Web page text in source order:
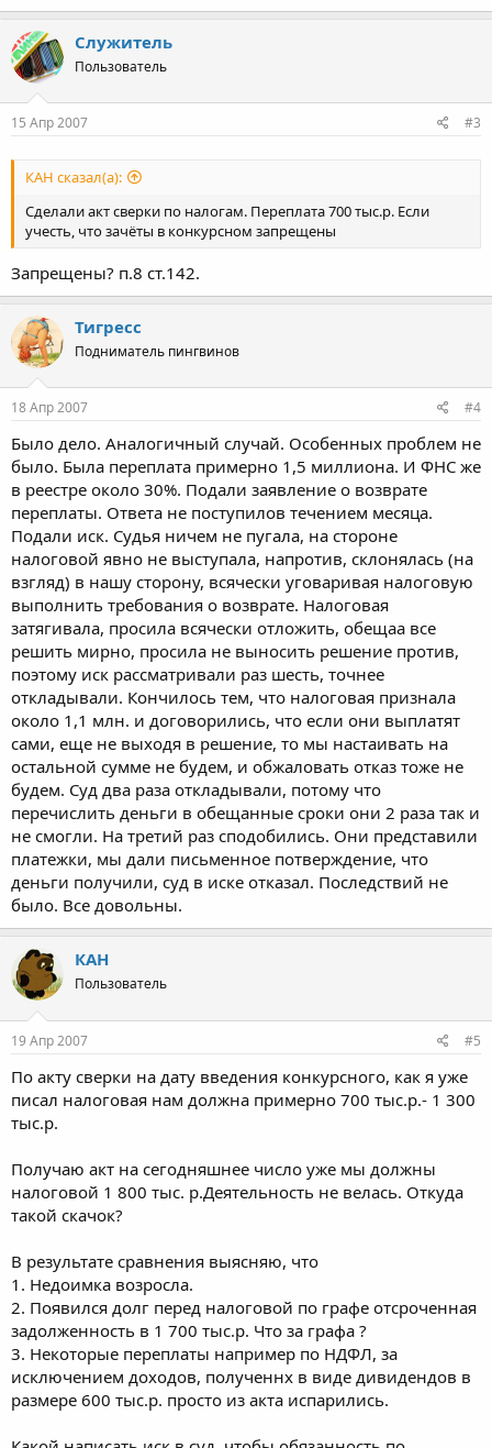
Служитель
Пользователь
15 Апр 2007 #3
КАН сказал(а):
Сделали акт сверки по налогам. Переплата 700 тыс.р. Если
учесть, что зачёты в конкурсном запрещены
Запрещены? п.8 ст.142.
Тигресс
Подниматель пингвинов
18 Апр 2007 #4
Было дело. Аналогичный случай. Особенных проблем не
было. Была переплата примерно 1,5 миллиона. И ФНС же
в реестре около 30%. Подали заявление о возврате
переплаты. Ответа не поступилов течением месяца.
Подали иск. Судья ничем не пугала, на стороне
налоговой явно не выступала, напротив, склонялась (на
взгляд) в нашу сторону, всячески уговаривая налоговую
выполнить требования о возврате. Налоговая
затягивала, просила всячески отложить, обещаа все
решить мирно, просила не выносить решение против,
поэтому иск рассматривали раз шесть, точнее
откладывали. Кончилось тем, что налоговая признала
около 1,1 млн. и договорились, что если они выплатят
сами, еще не выходя в решение, то мы настаивать на
остальной сумме не будем, и обжаловать отказ тоже не
будем. Суд два раза откладывали, потому что
перечислить деньги в обещанные сроки они 2 раза так и
не смогли. На третий раз сподобились. Они представили
платежки, мы дали письменное потверждение, что
деньги получили, суд в иске отказал. Последствий не
было. Все довольны.
КАН
Пользователь
19 Апр 2007 #5
По акту сверки на дату введения конкурсного, как я уже
писал налоговая нам должна примерно 700 тыс.р.- 1 300
тыс.р.
Получаю акт на сегодняшнее число уже мы должны
налоговой 1 800 тыс. р.Деятельность не велась. Откуда
такой скачок?
В результате сравнения выясняю, что
1. Недоимка возросла.
2. Появился долг перед налоговой по графе отсроченная
задолженность в 1 700 тыс.р. Что за графа ?
3. Некоторые переплаты например по НДФЛ, за
исключением доходов, полученнх в виде дивидендов в
размере 600 тыс.р. просто из акта испарились.